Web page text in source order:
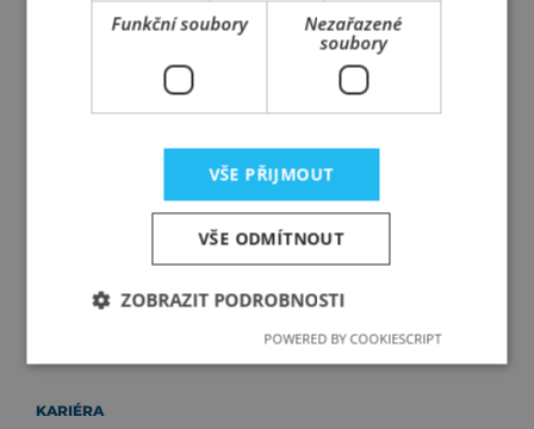
T:+420 608 265 978
info@prefa-technology.cz
prefa-technology.cz
ZÁKAZNICKÝ PORTÁL
KARIÉRA
Funkční soubory
Nezařazené
soubory
VŠE PŘIJMOUT
VŠE ODMÍTNOUT
ZOBRAZIT PODROBNOSTI
POWERED BY COOKIESCRIPT